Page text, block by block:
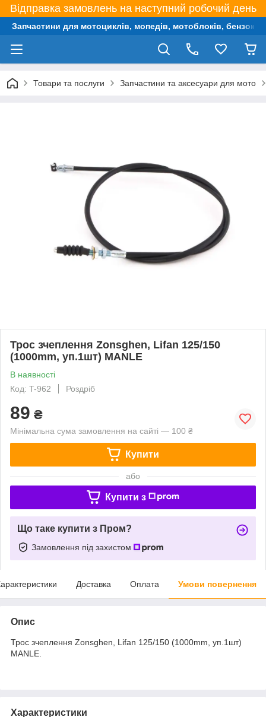
Відправка замовлень на наступний робочий день
Запчастини для мотоциклів, мопедів, мотоблоків,
Товари та послуги Запчастини та аксесуари для мото
Трос зчеплення Zonsghen, Lifan 125/150
(1000mm, уп.1шт) MANLE
В наявності
Код: T-962
Роздріб
89 ₴
Мінімальна сума замовлення на сайті — 100 ₴
Купити
або
Купити з
Що таке купити з Пром?
Замовлення під захистом
Доставка Оплата Умови повернення
Опис
Трос зчеплення Zonsghen, Lifan 125/150 (1000mm, уп.1шт)
MANLE.
Характеристики